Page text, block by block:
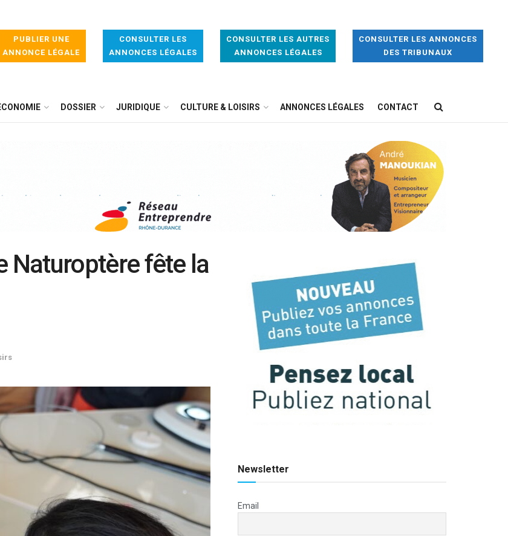
PUBLIER UNE
ANNONCE LÉGALE
CONSULTER LES
ANNONCES LÉGALES
CONSULTER LES AUTRES
ANNONCES LÉGALES
CONSULTER LES ANNONCES
DES TRIBUNAUX
DOSSIER JURIDIQUE CULTURE & LOISIRS ANNONCES LÉGALES CONTACT
Naturoptère fête la
Newsletter
Email